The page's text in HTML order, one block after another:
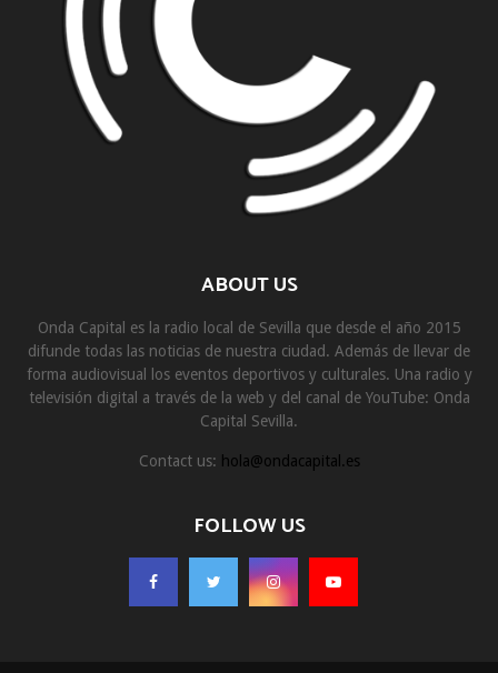
ABOUT US
Onda Capital es la radio local de Sevilla que desde el año 2015
difunde todas las noticias de nuestra ciudad. Además de llevar de
forma audiovisual los eventos deportivos y culturales. Una radio y
televisión digital a través de la web y del canal de YouTube: Onda
Capital Sevilla.
Contact us: hola@ondacapital.es
FOLLOW US